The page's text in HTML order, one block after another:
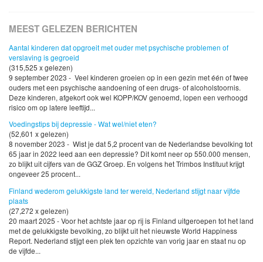
MEEST GELEZEN BERICHTEN
Aantal kinderen dat opgroeit met ouder met psychische problemen of
verslaving is gegroeid
(315,525 x gelezen)
9 september 2023 - Veel kinderen groeien op in een gezin met één of twee
ouders met een psychische aandoening of een drugs- of alcoholstoornis.
Deze kinderen, afgekort ook wel KOPP/KOV genoemd, lopen een verhoogd
risico om op latere leeftijd...
Voedingstips bij depressie - Wat wel/niet eten?
(52,601 x gelezen)
8 november 2023 - Wist je dat 5,2 procent van de Nederlandse bevolking tot
65 jaar in 2022 leed aan een depressie? Dit komt neer op 550.000 mensen,
zo blijkt uit cijfers van de GGZ Groep. En volgens het Trimbos Instituut krijgt
ongeveer 25 procent...
Finland wederom gelukkigste land ter wereld, Nederland stijgt naar vijfde
plaats
(27,272 x gelezen)
20 maart 2025 - Voor het achtste jaar op rij is Finland uitgeroepen tot het land
met de gelukkigste bevolking, zo blijkt uit het nieuwste World Happiness
Report. Nederland stijgt een plek ten opzichte van vorig jaar en staat nu op
de vijfde...